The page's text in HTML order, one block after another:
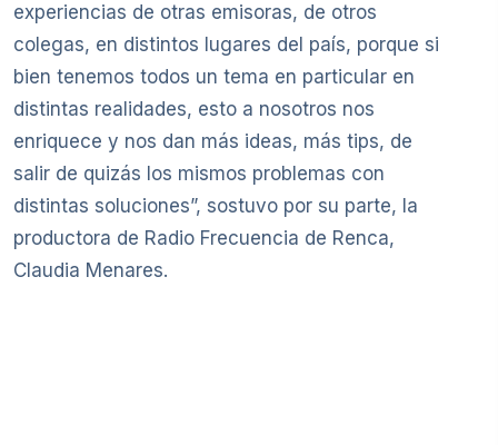
experiencias de otras emisoras, de otros
colegas, en distintos lugares del país, porque si
bien tenemos todos un tema en particular en
distintas realidades, esto a nosotros nos
enriquece y nos dan más ideas, más tips, de
salir de quizás los mismos problemas con
distintas soluciones”, sostuvo por su parte, la
productora de Radio Frecuencia de Renca,
Claudia Menares.